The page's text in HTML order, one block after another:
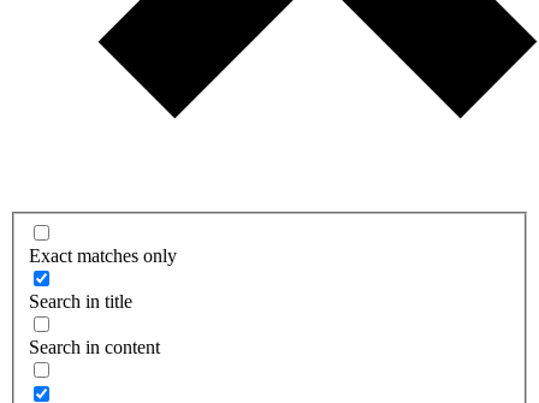
Exact matches only
Search in title
Search in content